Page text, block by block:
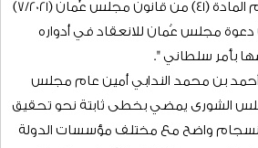
أعمال دور الانعقاد العادي الثالث من الفترة
للمجلس يُشكـل مساحة لتأكيد التواصل مع
المجتمعية.
السامية لحضرة صاحب الجلالة